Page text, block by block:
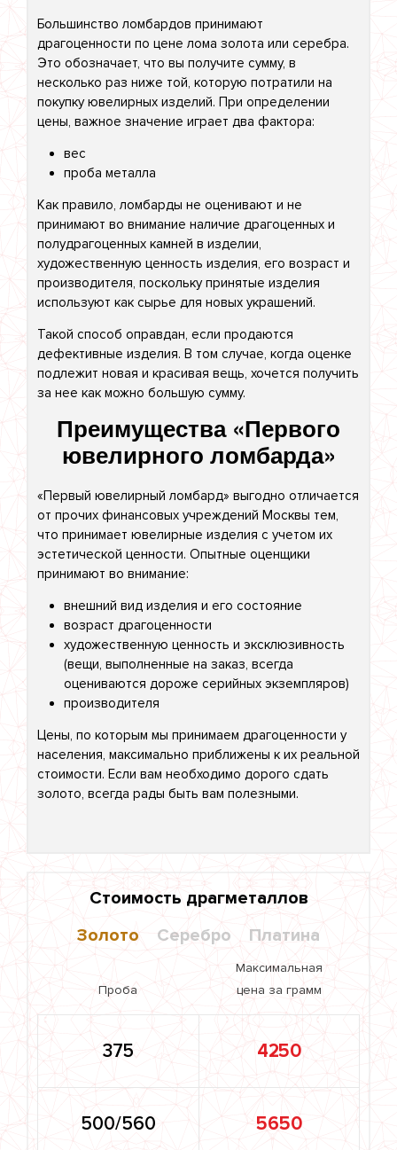
Большинство ломбардов принимают
драгоценности по цене лома золота или серебра.
Это обозначает, что вы получите сумму, в
несколько раз ниже той, которую потратили на
покупку ювелирных изделий. При определении
цены, важное значение играет два фактора:
вес
проба металла
Как правило, ломбарды не оценивают и не
принимают во внимание наличие драгоценных и
полудрагоценных камней в изделии,
художественную ценность изделия, его возраст и
производителя, поскольку принятые изделия
используют как сырье для новых украшений.
Такой способ оправдан, если продаются
дефективные изделия. В том случае, когда оценке
подлежит новая и красивая вещь, хочется получить
за нее как можно большую сумму.
Преимущества «Первого
ювелирного ломбарда»
«Первый ювелирный ломбард» выгодно отличается
от прочих финансовых учреждений Москвы тем,
что принимает ювелирные изделия с учетом их
эстетической ценности. Опытные оценщики
принимают во внимание:
внешний вид изделия и его состояние
возраст драгоценности
художественную ценность и эксклюзивность
(вещи, выполненные на заказ, всегда
оцениваются дороже серийных экземпляров)
производителя
Цены, по которым мы принимаем драгоценности у
населения, максимально приближены к их реальной
стоимости. Если вам необходимо дорого сдать
золото, всегда рады быть вам полезными.
Стоимость драгметаллов
Золото
Серебро Платина
Проба
Максимальная
цена за грамм
375 4250
500/560 5650